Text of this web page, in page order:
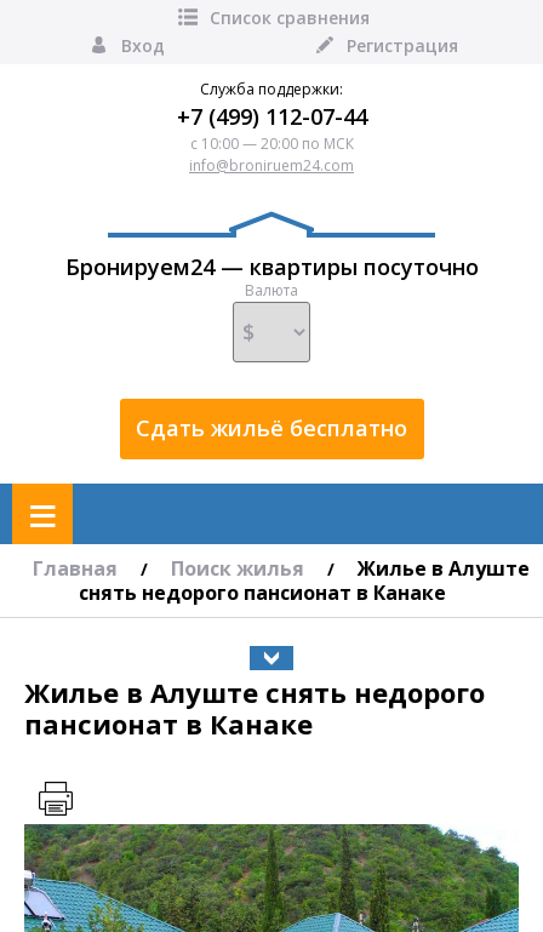
Список сравнения
Вход
Регистрация
Служба поддержки:
+7 (499) 112-07-44
с 10:00 — 20:00 по МСК
info@broniruem24.com
Бронируем24 — квартиры посуточно
Валюта
Сдать жильё бесплатно
≡
Главная / Поиск жилья /
Жилье в Алуште
снять недорого пансионат в Канаке
Жилье в Алуште снять недорого
пансионат в Канаке